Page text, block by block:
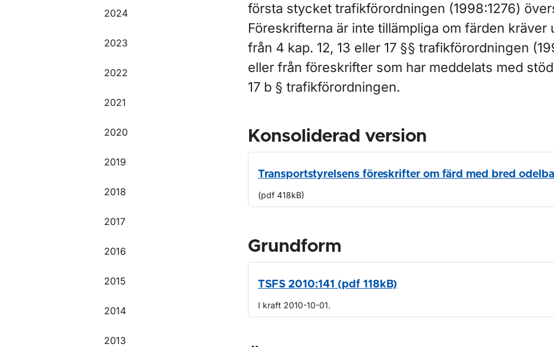
2024
2023
2022
2021
2020
2019
2018
2017
2016
2015
2014
2013
första stycket trafikförordningen (1998:1276)
Föreskrifterna är inte tillämpliga om färden kräver
från 4 kap. 12, 13 eller 17 §§ trafikförordningen
eller från föreskrifter som har meddelats med
17 b § trafikförordningen.
Konsoliderad version
Transportstyrelsens föreskrifter om färd med bred
(pdf 418kB)
Grundform
TSFS 2010:141 (pdf 118kB)
I kraft 2010-10-01.